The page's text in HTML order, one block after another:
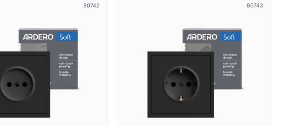
80742 80743